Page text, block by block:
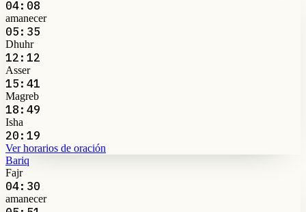
04:08
amanecer
05:35
Dhuhr
12:12
Asser
15:41
Magreb
18:49
Isha
20:19
Ver horarios de oración
Bariq
Fajr
04:30
amanecer